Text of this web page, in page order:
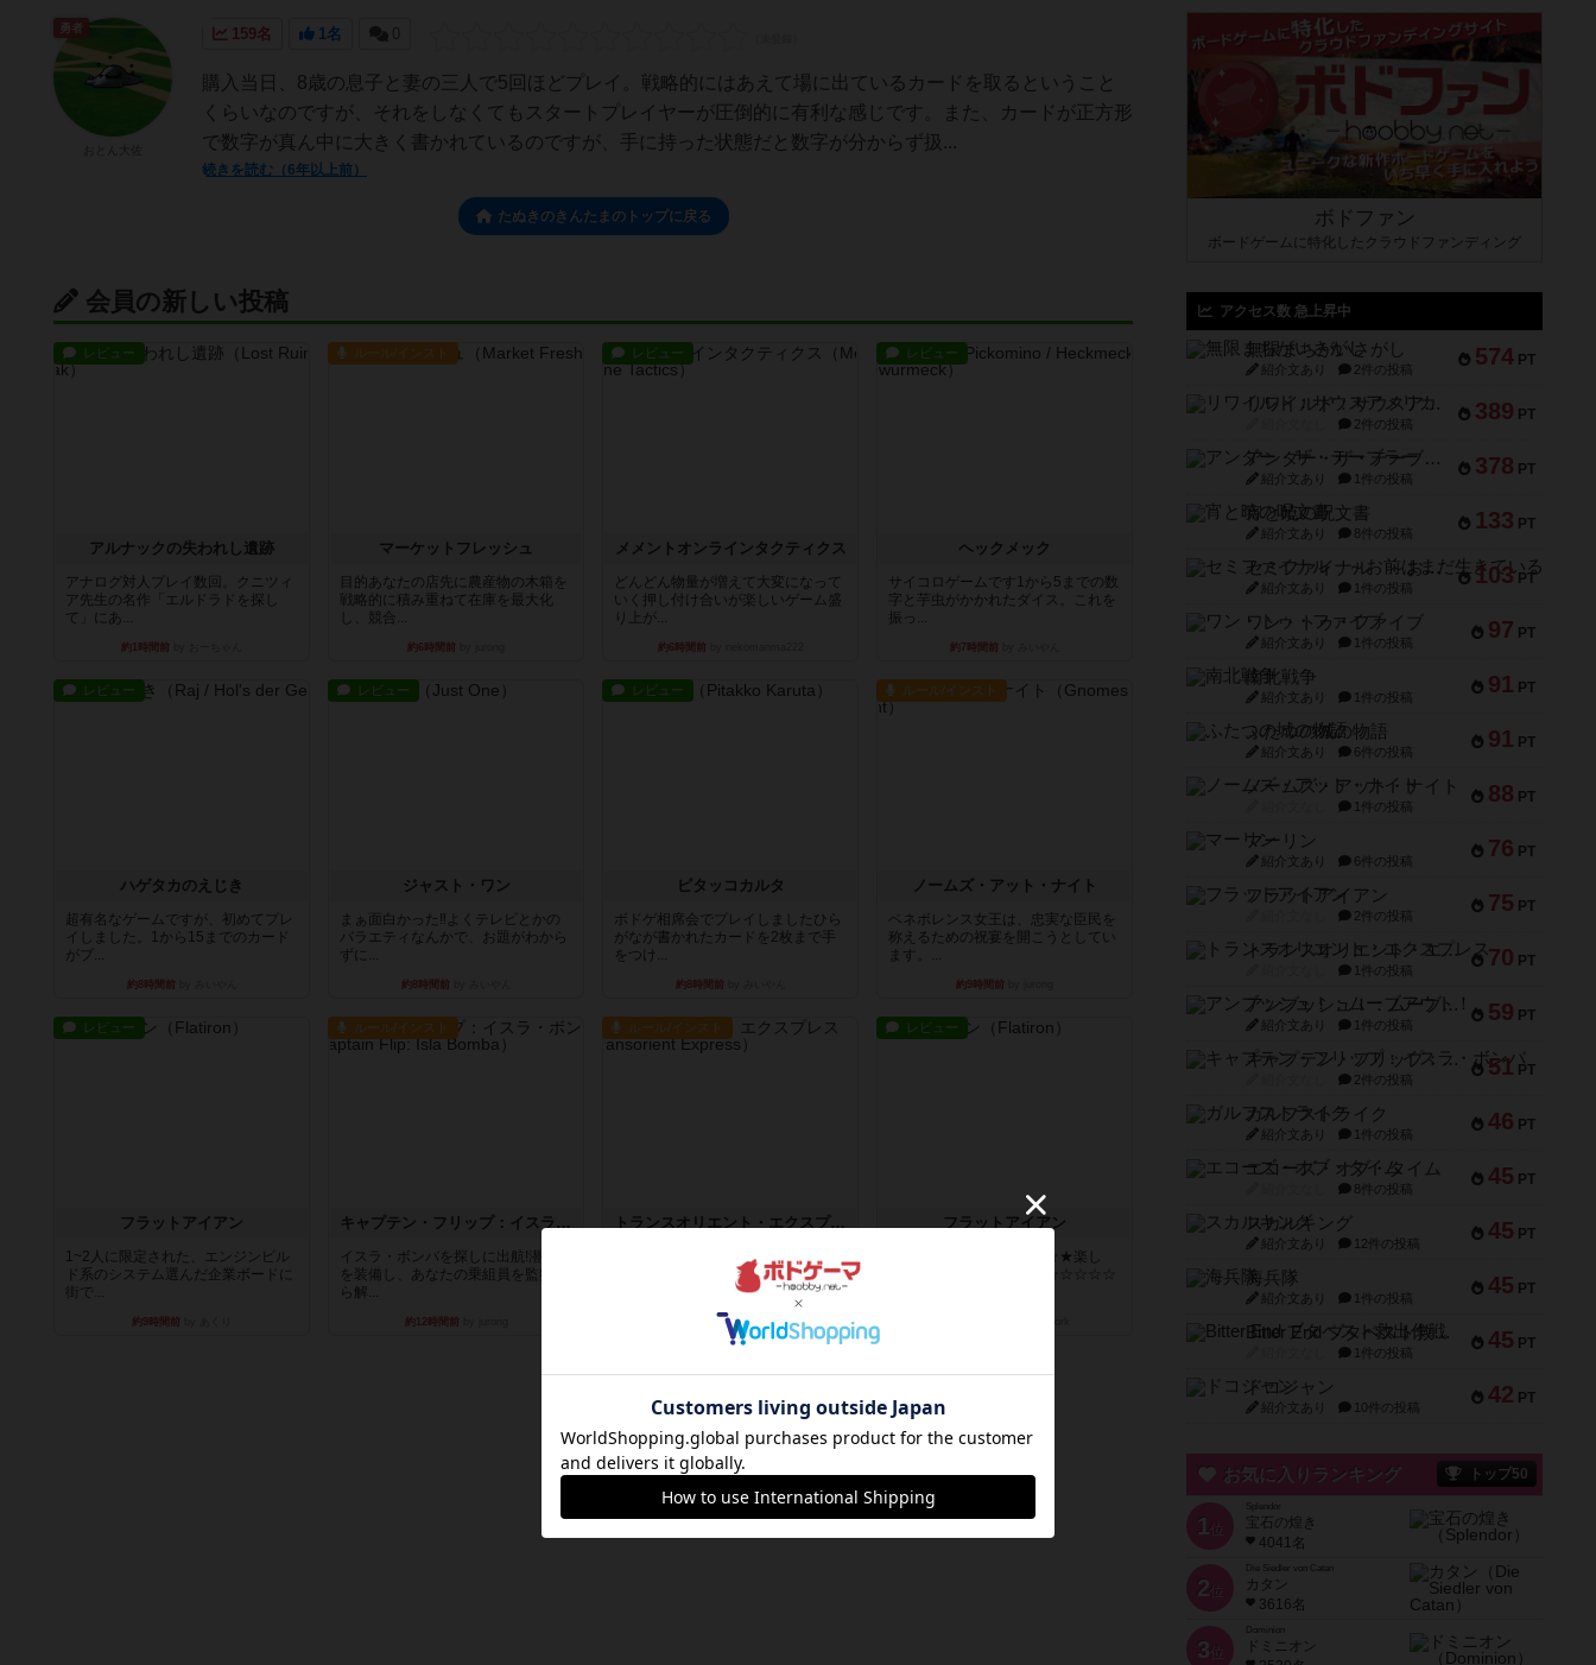
159名 1名 0
購入当日、8歳の息子と妻の三人で5回ほどプレイ。戦略的にはあえて場に出ているカードを取るということ
くらいなのですが、それをしなくてもスタートプレイヤーが圧倒的に有利な感じです。また、カードが正方形
で数字が真ん中に大きく書かれているのですが、手に持った状態だと数字が分からず扱...
続きを読む（6年以上前）
勇者
たぬきのきんたまのトップに戻る
会員の新しい投稿
レビュー
アルナックの失われし遺跡
アナログ対人プレイ数回。クニツィ
ア先生の名作「エルドラドを探し
て」にあ...
約1時間前
ルール/インスト
マーケットフレッシュ
目的あなたの店先に農産物の木箱を
戦略的に積み重ねて在庫を最大化
し、競合...
約6時間前
レビュー
メメントオンラインタクティクス
どんどん物量が増えて大変になって
いく押し付け合いが楽しいゲーム盛
り上が...
約6時間前
レビュー
ヘックメック
サイコロゲームです1から5までの数
字と芋虫がかかれたダイス。これを
振っ...
約7時間前
レビュー
ハゲタカのえじき
超有名なゲームですが、初めてプレ
イしました。1から15までのカード
がプ...
約8時間前
レビュー
ジャスト・ワン
まぁ面白かった‼️よくテレビとかの
バラエティなんかで、お題がわから
ずに...
約8時間前
レビュー
ピタッコカルタ
ボドゲ相席会でプレイしましたひら
がなが書かれたカードを2枚まで手
をつけ...
約8時間前
ルール/インスト
ノームズ・アット・ナイト
ベネボレンス女王は、忠実な臣民を
称えるための祝宴を開こうとしてい
ます。...
約9時間前
レビュー
フラットアイアン
1~2人に限定された、エンジンビル
ド系のシステム選んだ企業ボードに
街で...
約9時間前
ルール/インスト
キャプテン・フリップ：イスラ・ボンバ
イスラ・ボンバを探しに出航!潜水艦
を装備し、あなたの乗組員を監獄か
ら解...
約12時間前
ルール/インスト
トランスオリエント・エクスプレス
乗客の皆様、トランスオリエント・
エクスプレスにご乗車ありがとうご
約13時間前by jurong
レビュー
フラットアイアン
世界に浸れる度 ☆☆☆☆★楽し
ボドファン
ボードゲームに特化したクラウドファンディング
アクセス数 急上昇中
574 PT
無限まちがいさがし
紹介文あり 2件の投稿
389 PT
リワイルド：サウスアメリカ
2件の投稿
378 PT
アンダー・ザ・テーブラー
紹介文あり 1件の投稿
133 PT
宵と暁の呪文書
紹介文あり 8件の投稿
103 PT
セミファイナル ～お前はまだ生きている～
紹介文あり 1件の投稿
97 PT
ワン・トゥ・ファイブ
紹介文あり 1件の投稿
91 PT
南北戦争
紹介文あり 1件の投稿
91 PT
ふたつの城の物語
紹介文あり 6件の投稿
88 PT
ノームズ・アット・ナイト
1件の投稿
76 PT
マーリン
紹介文あり 6件の投稿
75 PT
フラットアイアン
2件の投稿
70 PT
トランスオリエント・エクスプレス
1件の投稿
59 PT
アンブッシュ！：ムーブアウト！
紹介文あり 1件の投稿
51 PT
キャプテン・フリップ：イスラ・ボンバ
2件の投稿
46 PT
ガルフストライク
紹介文あり 1件の投稿
45 PT
エコーズ・オブ・タイム
8件の投稿
45 PT
スカルキング
紹介文あり 12件の投稿
45 PT
海兵隊
紹介文あり 1件の投稿
45 PT
Bitter End ブタペスト救出作戦
1件の投稿
42 PT
ドコジャン
紹介文あり 10件の投稿
お気に入りランキング トップ50
1 位
宝石の煌き
4041名
2 位
Die Siedler von Catan
カタン
3616名
3 位
ドミニオン